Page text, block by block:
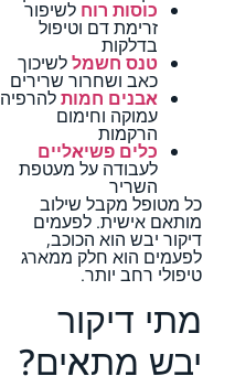
כוסות רוח לשיפור
זרימת דם וטיפול
בדלקות
טנס חשמללשיכוך
כאב ושחרור שרירים
אבנים חמותלהרפיה
עמוקה וחימום
הרקמות
כלים פשיאליים
לעבודה על מעטפת
השריר
כל מטופל מקבל שילוב
מותאם אישית. לפעמים
דיקור יבש הוא הכוכב,
לפעמים הוא חלק ממארג
טיפולי רחב יותר.
מתי דיקור
יבש מתאים?